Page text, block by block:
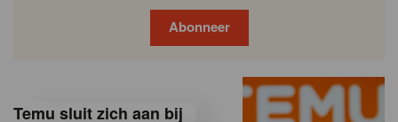
Abonneer
oTemu sluit zich aan bij